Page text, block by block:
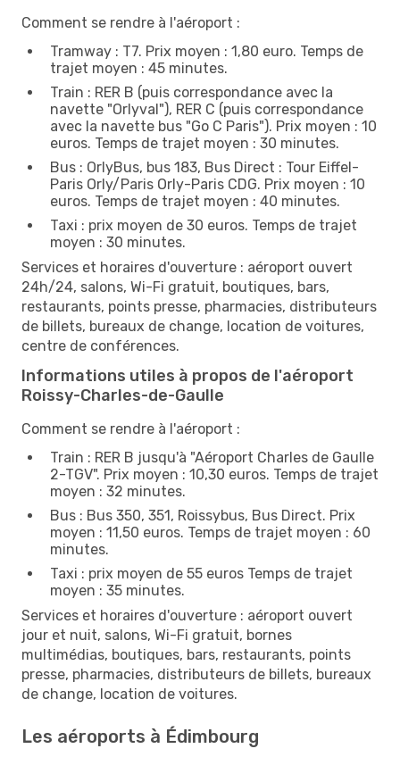
Comment se rendre à l'aéroport :
Tramway : T7. Prix moyen : 1,80 euro. Temps de
trajet moyen : 45 minutes.
Train : RER B (puis correspondance avec la
navette "Orlyval"), RER C (puis correspondance
avec la navette bus "Go C Paris"). Prix moyen : 10
euros. Temps de trajet moyen : 30 minutes.
Bus : OrlyBus, bus 183, Bus Direct : Tour Eiffel-
Paris Orly/Paris Orly-Paris CDG. Prix moyen : 10
euros. Temps de trajet moyen : 40 minutes.
Taxi : prix moyen de 30 euros. Temps de trajet
moyen : 30 minutes.
Services et horaires d'ouverture : aéroport ouvert
24h/24, salons, Wi-Fi gratuit, boutiques, bars,
restaurants, points presse, pharmacies, distributeurs
de billets, bureaux de change, location de voitures,
centre de conférences.
Informations utiles à propos de l'aéroport
Roissy-Charles-de-Gaulle
Comment se rendre à l'aéroport :
Train : RER B jusqu'à "Aéroport Charles de Gaulle
2-TGV". Prix moyen : 10,30 euros. Temps de trajet
moyen : 32 minutes.
Bus : Bus 350, 351, Roissybus, Bus Direct. Prix
moyen : 11,50 euros. Temps de trajet moyen : 60
minutes.
Taxi : prix moyen de 55 euros Temps de trajet
moyen : 35 minutes.
Services et horaires d'ouverture : aéroport ouvert
jour et nuit, salons, Wi-Fi gratuit, bornes
multimédias, boutiques, bars, restaurants, points
presse, pharmacies, distributeurs de billets, bureaux
de change, location de voitures.
Les aéroports à Édimbourg